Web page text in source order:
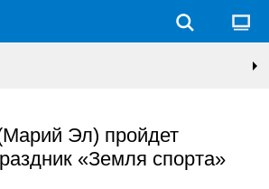
Эл) пройдет
«Земля спорта»